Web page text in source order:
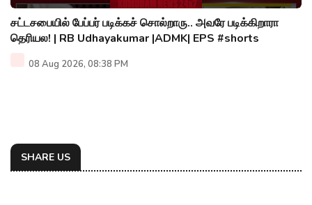
சட்டசபையில் பேப்பர் படிக்கச் சொல்றாரு.. அவரே படிக்கிறாரா
தெரியல! | RB Udhayakumar |ADMK| EPS #shorts
08 Aug 2026, 08:38 PM
SHARE US